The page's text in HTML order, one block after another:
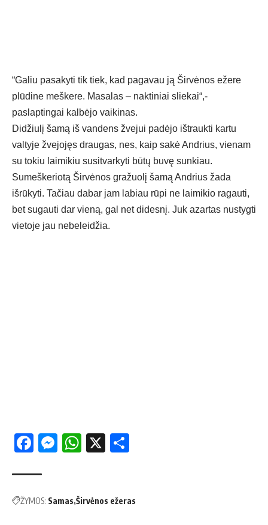
“Galiu pasakyti tik tiek, kad pagavau ją Širvėnos ežere
plūdine meškere. Masalas – naktiniai sliekai“,-
paslaptingai kalbėjo vaikinas.
Didžiulį šamą iš vandens žvejui padėjo ištraukti kartu
valtyje žvejojęs draugas, nes, kaip sakė Andrius, vienam
su tokiu laimikiu susitvarkyti būtų buvę sunkiau.
Sumeškeriotą Širvėnos gražuolį šamą Andrius žada
išrūkyti. Tačiau dabar jam labiau rūpi ne laimikio ragauti,
bet sugauti dar vieną, gal net didesnį. Juk azartas nustygti
vietoje jau nebeleidžia.
Facebook
Messenger
WhatsApp
X
ŽYMOS: Samas Širvėnos ežeras